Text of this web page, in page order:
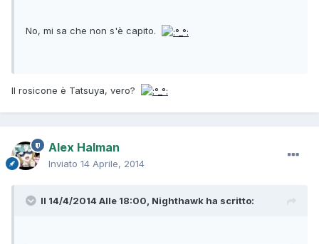
No, mi sa che non s'è capito.
Il rosicone è Tatsuya, vero?
Alex Halman
Inviato 14 Aprile, 2014
Il 14/4/2014 Alle 18:00, Nighthawk ha scritto: